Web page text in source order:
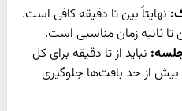
نهایتاً بین تا دقیقه کافی است.
تا ثانیه زمان مناسبی است.
نباید از تا دقیقه برای کل
بیش از حد بافت‌ها جلوگیری